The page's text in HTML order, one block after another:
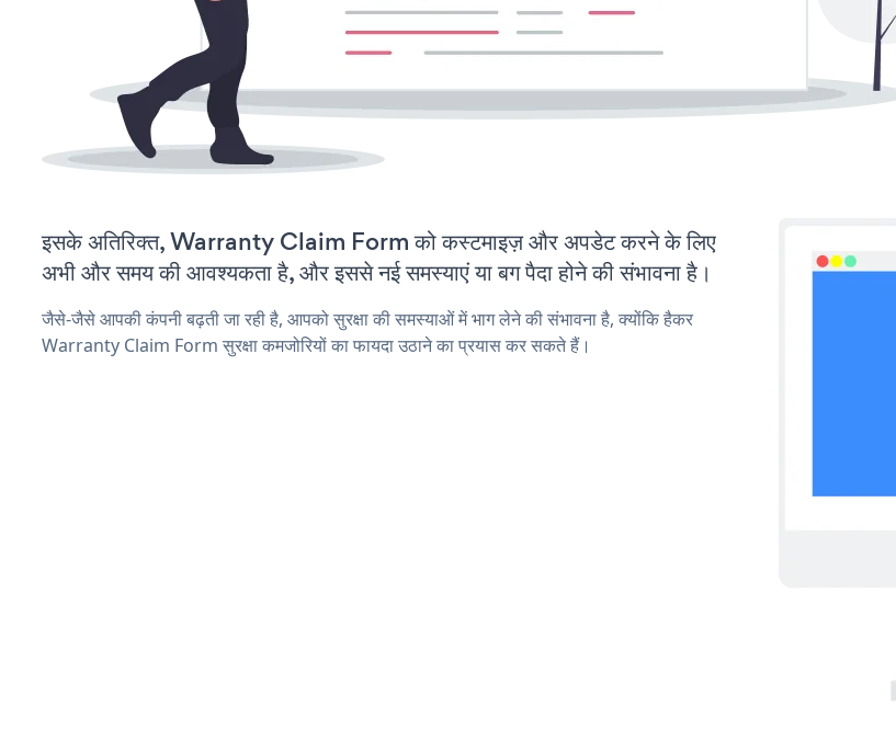
इसके अतिरिक्त, Warranty Claim Form को कस्टमाइज़ और अपडेट करने के लिए
अभी और समय की आवश्यकता है, और इससे नई समस्याएं या बग पैदा होने की संभावना है।
जैसे-जैसे आपकी कंपनी बढ़ती जा रही है, आपको सुरक्षा की समस्याओं में भाग लेने की संभावना है, क्योंकि हैकर
Warranty Claim Form सुरक्षा कमजोरियों का फायदा उठाने का प्रयास कर सकते हैं।